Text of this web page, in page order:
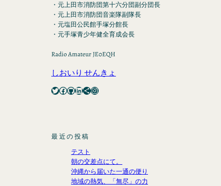
・元上田市消防団第十六分団副分団長
・元上田市消防団音楽隊副隊長
・元塩田公民館手塚分館長
・元手塚青少年健全育成会長
Radio Amateur JE0EQH
しおいり せんきょ
Twitter Facebook GitHub LinkedIn Share Icon Instagram
最近の投稿
テスト
朝の交差点にて。
沖縄から届いた一通の便り
地域の熱気、「無尽」の力